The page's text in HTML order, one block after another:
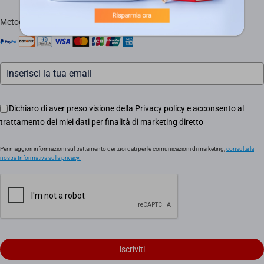
Informazioni legali
Assistenza Motori Apricancello
Traccia il tuo ordine
Eventi
Metodi di pagamento accettati
Dichiaro di aver preso visione della Privacy policy e acconsento al
trattamento dei miei dati per finalità di marketing diretto
Per maggiori informazioni sul trattamento dei tuoi dati per le comunicazioni di marketing, consulta la
nostra Informativa sulla privacy.
iscriviti